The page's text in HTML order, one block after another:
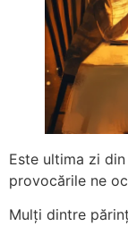
Este ultima zi
provocările ne
Mulți dintre